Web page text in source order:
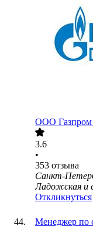
ООО
3.6
•
353 отзыва
Санкт-
Ладожская и
Откликнуться
Менеджер по